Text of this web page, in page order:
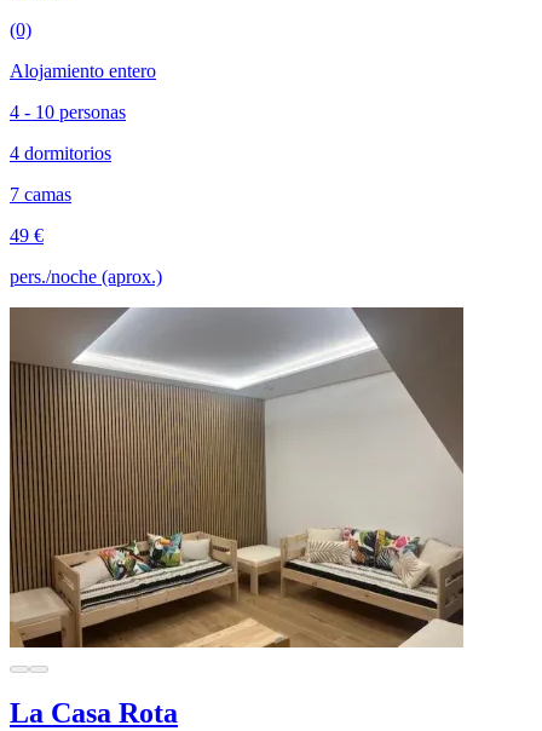
(0)
Alojamiento entero
4 - 10 personas
4 dormitorios
7 camas
49 €
pers./noche (aprox.)
La Casa Rota